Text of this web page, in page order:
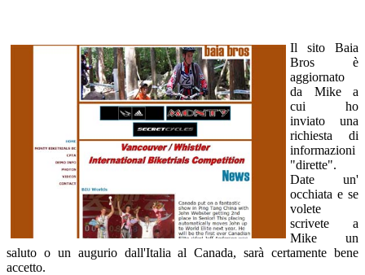
Il sito Baia
Bros è
aggiornato
da Mike a
cui ho
inviato una
richiesta di
informazioni
"dirette".
Date un'
occhiata e se
volete
scrivete a
Mike un
saluto o un augurio dall'Italia al Canada, sarà certamente bene
accetto.